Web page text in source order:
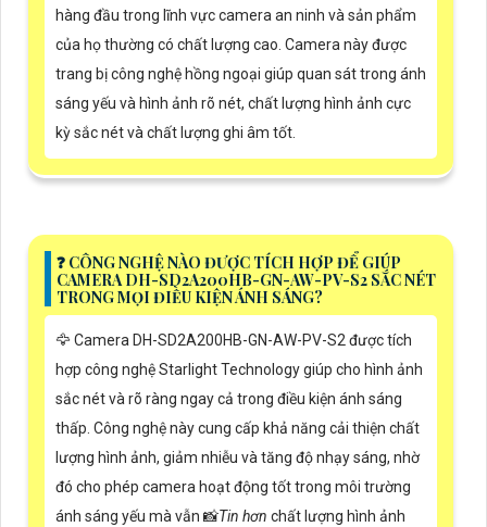
hàng đầu trong lĩnh vực camera an ninh và sản phẩm
của họ thường có chất lượng cao. Camera này được
trang bị công nghệ hồng ngoại giúp quan sát trong ánh
sáng yếu và hình ảnh rõ nét, chất lượng hình ảnh cực
kỳ sắc nét và chất lượng ghi âm tốt.
️❓ CÔNG NGHỆ NÀO ĐƯỢC TÍCH HỢP ĐỂ GIÚP
CAMERA DH-SD2A200HB-GN-AW-PV-S2 SẮC NÉT
TRONG MỌI ĐIỀU KIỆN ÁNH SÁNG?
🦅 Camera DH-SD2A200HB-GN-AW-PV-S2 được tích
hợp công nghệ Starlight Technology giúp cho hình ảnh
sắc nét và rõ ràng ngay cả trong điều kiện ánh sáng
thấp. Công nghệ này cung cấp khả năng cải thiện chất
lượng hình ảnh, giảm nhiễu và tăng độ nhạy sáng, nhờ
đó cho phép camera hoạt động tốt trong môi trường
ánh sáng yếu mà vẫn 📸Tin hơn chất lượng hình ảnh